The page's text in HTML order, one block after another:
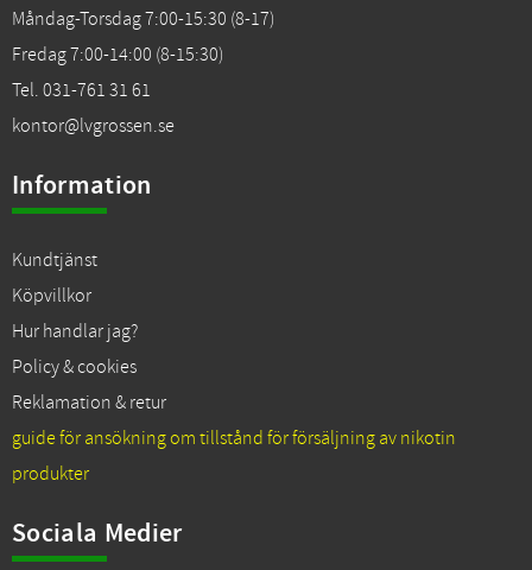
Måndag-Torsdag 7:00-15:30 (8-17)
Fredag 7:00-14:00 (8-15:30)
Tel. 031-761 31 61
kontor@lvgrossen.se
Information
Kundtjänst
Köpvillkor
Hur handlar jag?
Policy & cookies
Reklamation & retur
guide för ansökning om tillstånd för försäljning av nikotin
produkter
Sociala Medier